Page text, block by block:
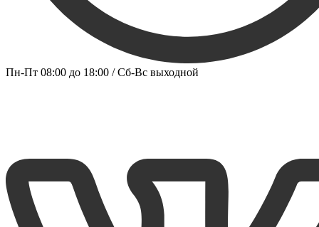
Пн-Пт 08:00 до 18:00 / Сб-Вс выходной